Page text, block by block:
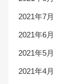
2021年7月
2021年6月
2021年5月
2021年4月